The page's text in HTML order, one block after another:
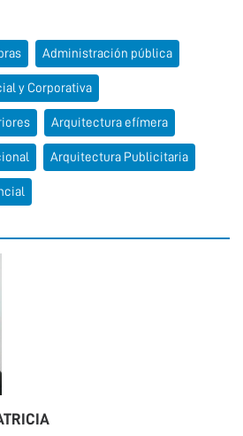
Administración pública
y Corporativa
Arquitectura efímera
Arquitectura Publicitaria